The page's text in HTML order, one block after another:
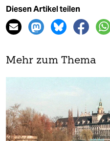
Diesen Artikel teilen
Mehr zum Thema